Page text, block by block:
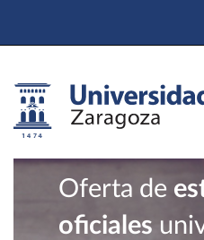
Oferta de
oficiales